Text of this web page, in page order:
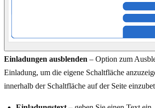
Einladungen ausblenden – Option zum
Einladung, um die eigene Schaltfläche
innerhalb der Schaltfläche auf der Seite